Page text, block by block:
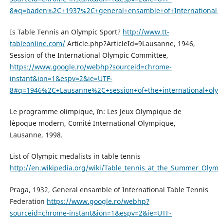
Is Table Tennis an Olympic Sport? http://www.tt-
tableonline.com/Article.php?ArticleId=9Lausanne, 1946,
Session of the International Olympic Committee,
https://www.google.ro/webhp?sourceid=chrome-
instant&ion=1&espv=2&ie=UTF-
Le programme olimpique, în: Les Jeux Olympique de
l`epoque modern, Comité International Olympique,
Lausanne, 1998.
List of Olympic medalists in table tennis
http://en.wikipedia.org/wiki/
Praga, 1932, General ensamble of International Table Tennis
Federation https://www.google.ro/webhp?
sourceid=chrome-instant&ion=1&espv=2&ie=UTF-